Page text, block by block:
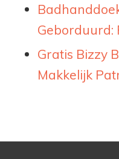
Geborduurd:
Gratis Bizzy
Makkelijk